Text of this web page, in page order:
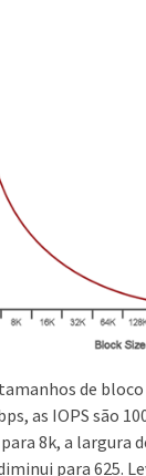
de
as IOPS são
8k, a largura
para 625.